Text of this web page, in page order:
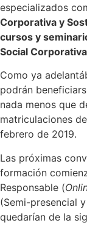
especializados
Corporativa y
cursos y
Social Corporativa
Como ya
podrán
nada menos que
matriculaciones
febrero de 2019.
Las próximas
formación
Responsable (
(Semi-presencial y
quedarían de la